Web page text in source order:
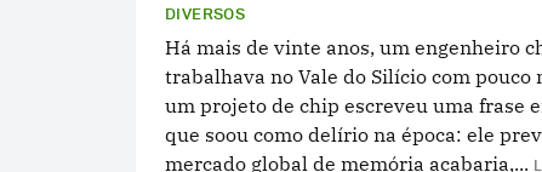
DIVERSOS
Há mais de vinte anos, um engenheiro
trabalhava no Vale do Silício com pouco
um projeto de chip escreveu uma frase
que soou como delírio na época: ele
mercado global de memória acabaria,...